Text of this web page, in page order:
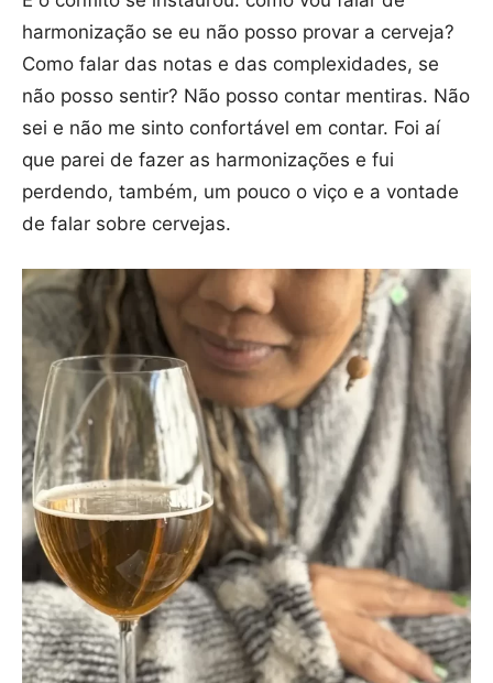
harmonização se eu não posso provar a cerveja?
Como falar das notas e das complexidades, se
não posso sentir? Não posso contar mentiras. Não
sei e não me sinto confortável em contar. Foi aí
que parei de fazer as harmonizações e fui
perdendo, também, um pouco o viço e a vontade
de falar sobre cervejas.